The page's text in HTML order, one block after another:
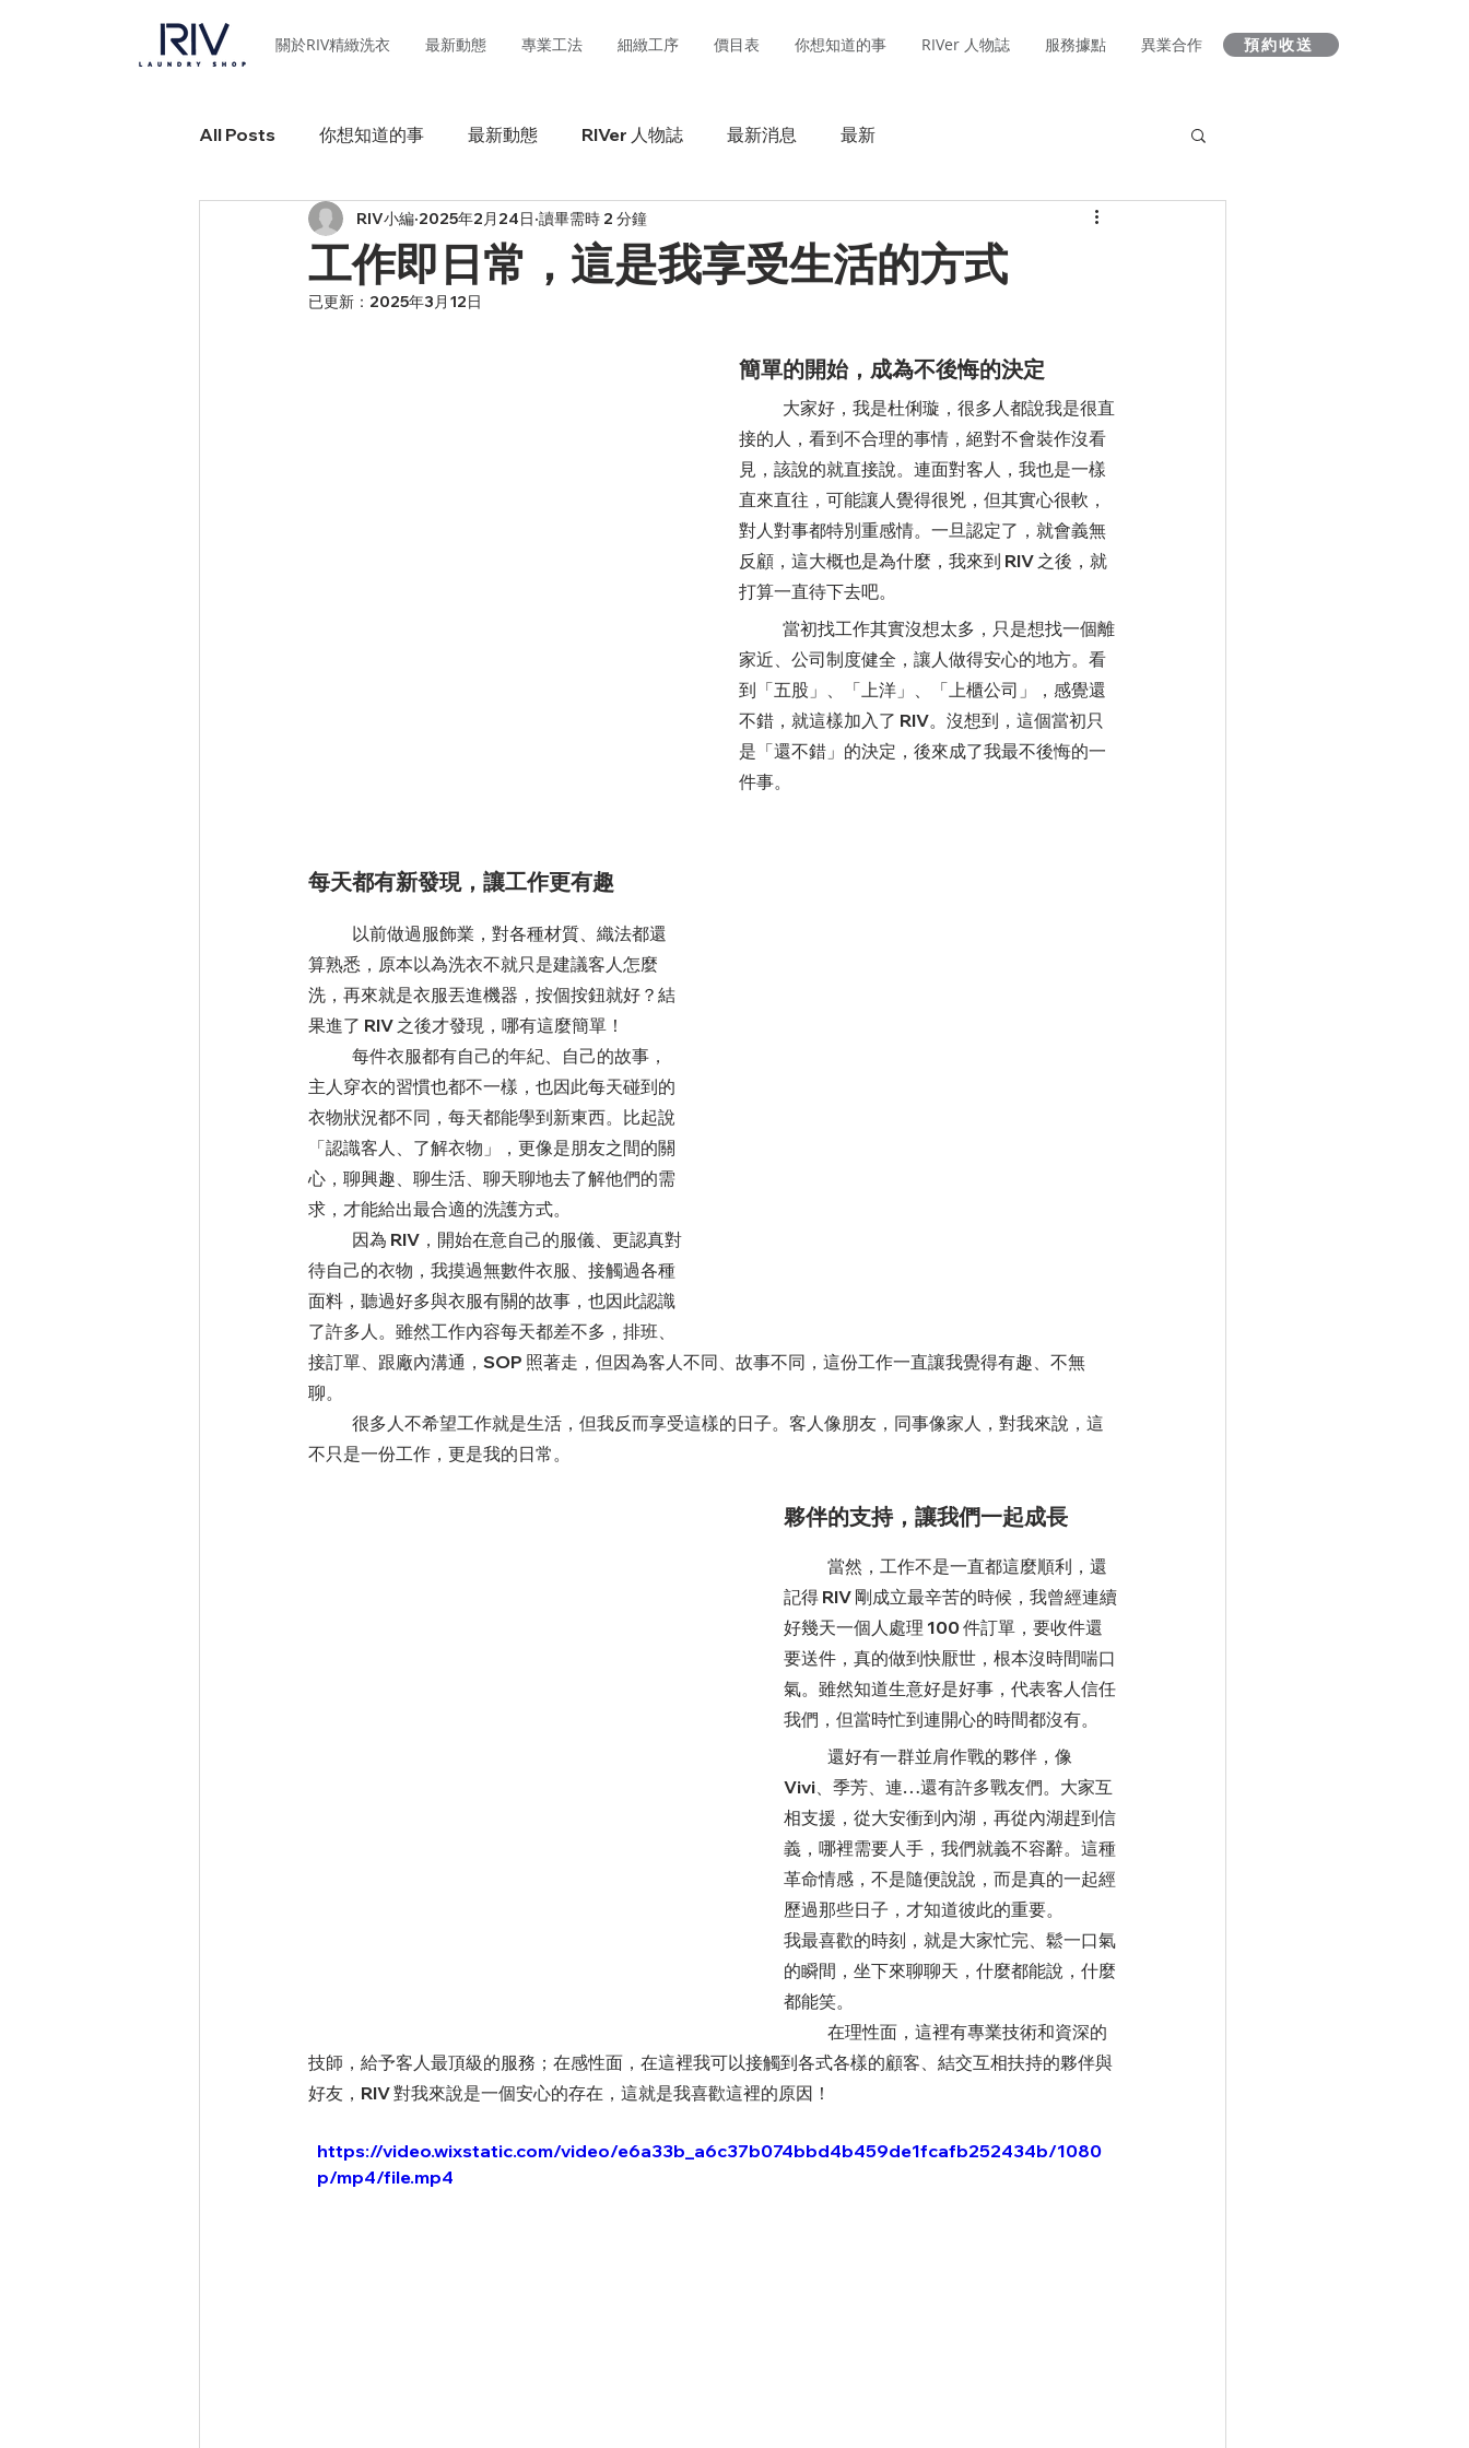
關於RIV精緻洗衣 最新動態 專業工法 細緻工序 價目表 你想知道的事 RIVer 人物誌 服務據點 異業合作 預約收送
All Posts 你想知道的事 最新動態 RIVer 人物誌 最新消息 最新
工作即日常，這是我享受生活的方式
RIV小編 2025年2月24日 讀畢需時 2 分鐘
已更新： 2025年3月12日
簡單的開始，成為不後悔的決定
接的人，看到不合理的事情，絕對不會裝作沒看
見，該說的就直接說。連面對客人，我也是一樣
直來直往，可能讓人覺得很兇，但其實心很軟，
對人對事都特別重感情。一旦認定了，就會義無
反顧，這大概也是為什麼，我來到 RIV 之後，就
打算一直待下去吧。
家近、公司制度健全，讓人做得安心的地方。看
到「五股」、「上洋」、「上櫃公司」，感覺還
不錯，就這樣加入了 RIV。沒想到，這個當初只
是「還不錯」的決定，後來成了我最不後悔的一
件事。
每天都有新發現，讓工作更有趣
算熟悉，原本以為洗衣不就只是建議客人怎麼
洗，再來就是衣服丟進機器，按個按鈕就好？結
果進了 RIV 之後才發現，哪有這麼簡單！
主人穿衣的習慣也都不一樣，也因此每天碰到的
衣物狀況都不同，每天都能學到新東西。比起說
「認識客人、了解衣物」，更像是朋友之間的關
心，聊興趣、聊生活、聊天聊地去了解他們的需
求，才能給出最合適的洗護方式。
待自己的衣物，我摸過無數件衣服、接觸過各種
面料，聽過好多與衣服有關的故事，也因此認識
了許多人。雖然工作內容每天都差不多，排班、
接訂單、跟廠內溝通，SOP 照著走，但因為客人不同、故事不同，這份工作一直讓我覺得有趣、不無
聊。
不只是一份工作，更是我的日常。
夥伴的支持，讓我們一起成長
記得 RIV 剛成立最辛苦的時候，我曾經連續
好幾天一個人處理 100 件訂單，要收件還
要送件，真的做到快厭世，根本沒時間喘口
氣。雖然知道生意好是好事，代表客人信任
我們，但當時忙到連開心的時間都沒有。
Vivi、季芳、連…還有許多戰友們。大家互
相支援，從大安衝到內湖，再從內湖趕到信
義，哪裡需要人手，我們就義不容辭。這種
革命情感，不是隨便說說，而是真的一起經
歷過那些日子，才知道彼此的重要。
我最喜歡的時刻，就是大家忙完、鬆一口氣
的瞬間，坐下來聊聊天，什麼都能說，什麼
都能笑。
技師，給予客人最頂級的服務；在感性面，在這裡我可以接觸到各式各樣的顧客、結交互相扶持的夥伴與
好友，RIV 對我來說是一個安心的存在，這就是我喜歡這裡的原因！
https://video.wixstatic.com/video/e6a33b_a6c37b074bbd4b459de1fcafb252434b/1080
p/mp4/file.mp4